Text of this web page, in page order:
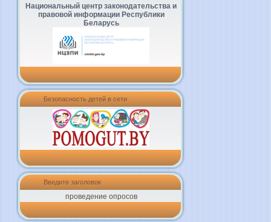
Национальный центр законодательства и
правовой информации Республики
Беларусь
Безопасность детей в сети
Введите заголовок
проведение опросов